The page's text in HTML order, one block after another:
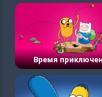
Время